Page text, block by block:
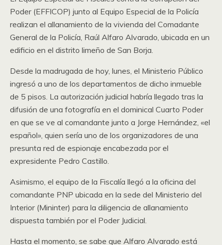
Poder (EFFICOP) junto al Equipo Especial de la Policía
realizan el allanamiento de la vivienda del Comadante
General de la Policía, Raúl Alfaro Alvarado, ubicada en un
edificio en el distrito limeño de San Borja.
Desde la madrugada de hoy, lunes, el Ministerio Público
ingresó a uno de los departamentos de dicho inmueble
de 5 pisos. La autorización judicial habría llegado tras la
difusión de una fotografía en el dominical Cuarto Poder
en que se ve al comandante junto a Jorge Hernández, «el
español», quien sería uno de los organizadores de una
presunta red de espionaje encabezada por el
expresidente Pedro Castillo.
Asimismo, el equipo de la Fiscalía llegó a la oficina del
comandante PNP ubicada en la sede del Ministerio del
Interior (Mininter) para la diligencia de allanamiento
dispuesta también por el Poder Judicial.
Hasta el momento, se sabe que Alfaro Alvarado está